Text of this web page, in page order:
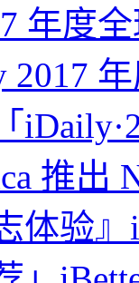
年度
2017
推出
体验